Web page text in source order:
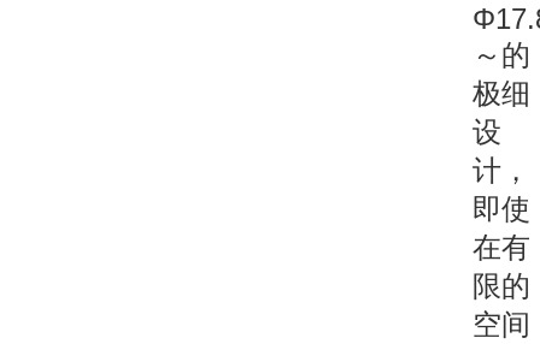
～的
极细
设
计，
即使
在有
限的
空间